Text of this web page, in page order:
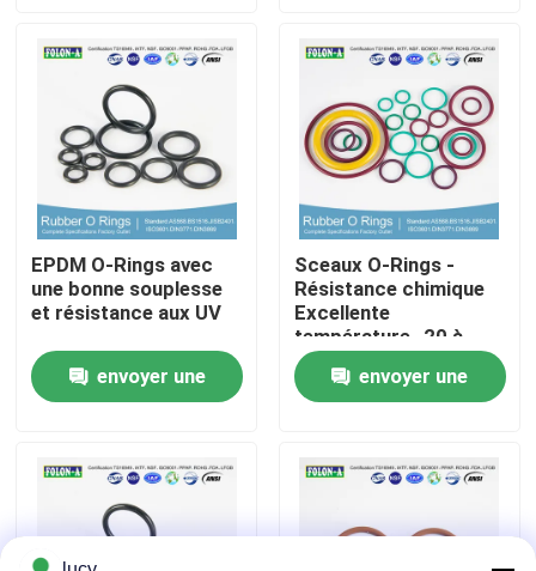
A propos de nous
Visite d'usine
Contrôle de la qualité
nouvelles
Tous les cas
joints circulaires en caoutchouc
EPDM O-Rings avec
une bonne souplesse
et résistance aux UV
envoyer une
Sceaux O-Rings -
Résistance chimique
Excellente
température -20 à
+180°C Haut
allongementenvoyer une